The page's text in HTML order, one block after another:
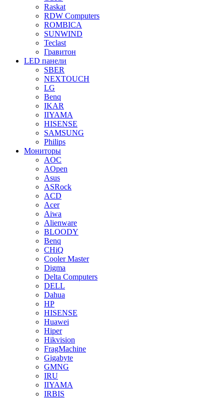
Raskat
RDW Computers
ROMBICA
SUNWIND
Teclast
Гравитон
LED панели
SBER
NEXTOUCH
LG
Benq
IKAR
IIYAMA
HISENSE
SAMSUNG
Philips
Мониторы
AOC
AOpen
Asus
ASRock
ACD
Acer
Aiwa
Alienware
BLOODY
Benq
CHiQ
Cooler Master
Digma
Delta Computers
DELL
Dahua
HP
HISENSE
Huawei
Hiper
Hikvision
FragMachine
Gigabyte
GMNG
IRU
IIYAMA
IRBIS